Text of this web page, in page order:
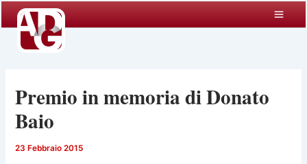
contenuto
Premio in memoria di Donato
Baio
23 Febbraio 2015